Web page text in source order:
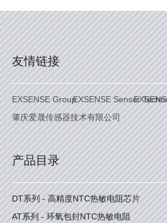
友情链接
EXSENSE GroupEXSENSE Sensor
肇庆爱晟传感器技术有限公司
产品目录
DT系列 - 高精度NTC热敏电阻芯片
AT系列 - 环氧包封NTC热敏电阻